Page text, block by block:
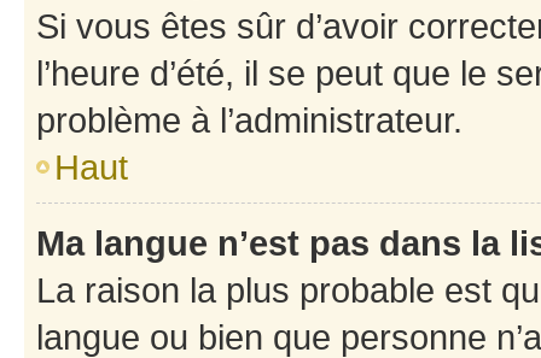
Si vous êtes sûr d’avoir
l’heure d’été, il se peut que le
problème à l’administrateur.
Haut
Ma langue n’est pas dans la
La raison la plus probable est
langue ou bien que personne